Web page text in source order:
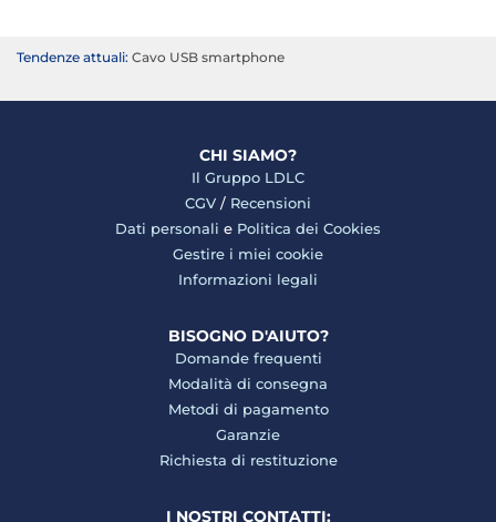
Tendenze attuali: Cavo USB smartphone
CHI SIAMO?
Il Gruppo LDLC
CGV / Recensioni
Dati personali e Politica dei Cookies
Gestire i miei cookie
Informazioni legali
BISOGNO D'AIUTO?
Domande frequenti
Modalità di consegna
Metodi di pagamento
Garanzie
Richiesta di restituzione
I NOSTRI CONTATTI: